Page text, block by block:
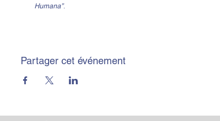
Humana”.
Partager cet événement